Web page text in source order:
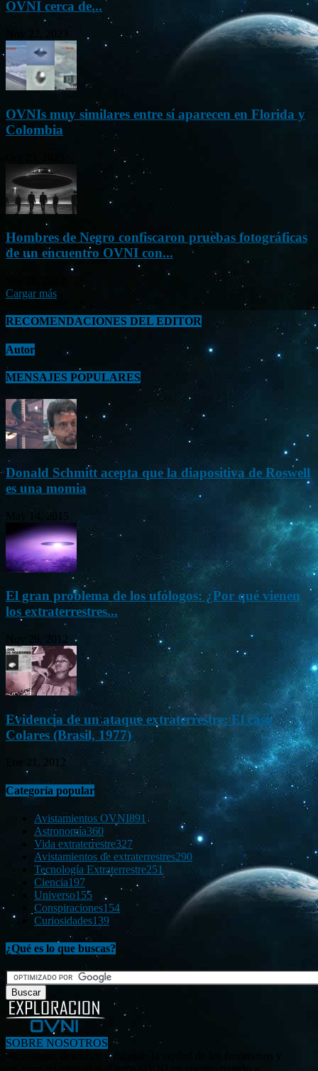
OVNI cerca de...
OVNIs muy similares entre sí aparecen en Florida y
Colombia
Hombres de Negro confiscaron pruebas fotográficas
de un encuentro OVNI con...
Cargar más
RECOMENDACIONES DEL EDITOR
Autor
MENSAJES POPULARES
Donald Schmitt acepta que la diapositiva de Roswell
es una momia
May 14, 2015
El gran problema de los ufólogos: ¿Por qué vienen
los extraterrestres...
Nov 26, 2012
Evidencia de un ataque extraterrestre: El caso
Colares (Brasil, 1977)
Ene 21, 2012
Categoría popular
Avistamientos OVNI891
Astronomía360
Vida extraterrestre327
Avistamientos de extraterrestres290
Tecnología Extraterrestre251
Ciencia197
Universo155
Conspiraciones154
Curiosidades139
¿Qué es lo que buscas?
SOBRE NOSOTROS
«Investigar, descubrir y difundir la verdad de los fenómenos y